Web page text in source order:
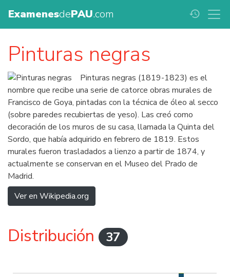
ExamenesdePAU.com history
Pinturas negras
Pinturas negras (1819-1823) es el
nombre que recibe una serie de catorce obras murales de
Francisco de Goya, pintadas con la técnica de óleo al secco
(sobre paredes recubiertas de yeso). Las creó como
decoración de los muros de su casa, llamada la Quinta del
Sordo, que había adquirido en febrero de 1819. Estos
murales fueron trasladados a lienzo a partir de 1874, y
actualmente se conservan en el Museo del Prado de
Madrid.
Ver en Wikipedia.org
Distribución 37